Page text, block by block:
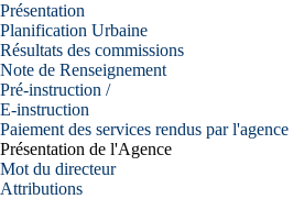
Présentation
Planification Urbaine
Résultats des commissions
Note de Renseignement
Pré-instruction /
E-instruction
Paiement des services rendus par l'agence
Présentation de l'Agence
Mot du directeur
Attributions